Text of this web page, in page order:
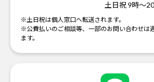
土日祝 9時～
※土日祝は個人窓口へ転送されます。
※公費払いのご相談等、一部のお問い合わせは
ます。